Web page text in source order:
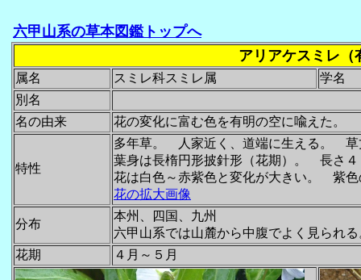
アリアケスミレ（
属名 スミレ科スミレ属
学名
別名
名の由来
花の変化に富む色を有明の空に喩えた。
特性
多年草。 人家近く、道端に生える。
葉身は長楕円形披針形（花期）。 長さ
花は白色～赤紫色と変化が大きい。 紫色
花の拡大画像
分布
本州、四国、九州
六甲山系では山麓から中腹でよく見られる
花期
４月～５月
六甲山系の草本図鑑トップへ